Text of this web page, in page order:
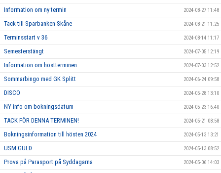
Information om ny termin 2024-08-27 11:48
Tack till Sparbanken Skåne 2024-08-21 11:25
Terminsstart v 36 2024-08-14 11:17
Semesterstängt 2024-07-05 12:19
Information om höstterminen 2024-07-03 12:52
Sommarbingo med GK Splitt 2024-06-24 09:58
DISCO 2024-05-28 13:10
NY info om bokningsdatum 2024-05-23 16:40
TACK FÖR DENNA TERMINEN! 2024-05-21 08:58
Bokningsinformation till hösten 2024 2024-05-13 13:21
USM GULD 2024-05-13 08:52
Prova på Parasport på Syddagarna 2024-05-06 14:03